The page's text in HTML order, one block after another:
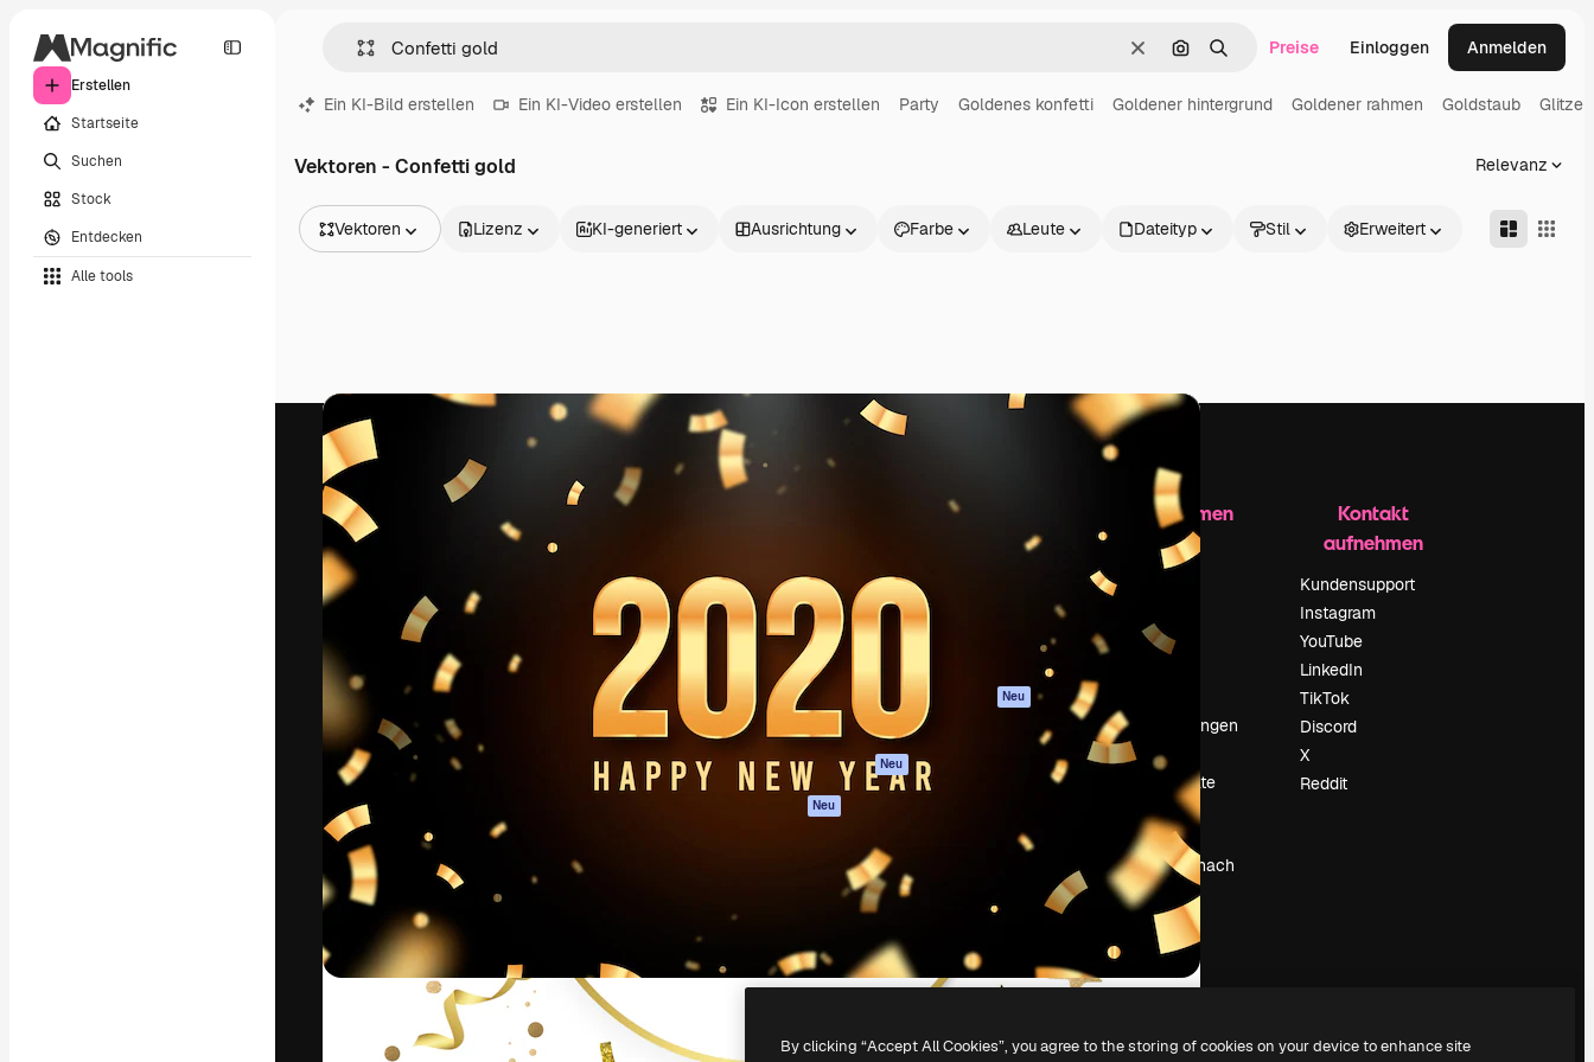
Erstellen
Startseite
Suchen
Stock
Entdecken
Alle tools
LöschenNach Bild suchen
SuchenPreise Einloggen Anmelden
Ein KI-Bild erstellen Ein KI-Video erstellen Ein KI-Icon erstellen Party Goldenes konfetti Goldener hintergrund Goldener rahmen Goldstaub Glitzer
Vektoren - Confetti gold Relevanz
Vektoren
Videos
Filmmaterial
Motion Graphics
Videovorlagen
Icons
3D-Modelle
Schriftarten
Lizenz KI-generiert Ausrichtung Farbe Leute Dateityp Stil Erweitert
Die kreative Plattform, um deine beste
Arbeit zu verwirklichen. Mehr als 1 Million
Abonnenten unter Kreativen, Unternehmen,
Agenturen und Studios.
Deutsch
KI-Assistent
KI-Bildgenerator
KI-Videogenerator
Stimmengenerator
Stock-Inhalte
MCP für
Claude/ChatGPT
Neu
Neu
Alle Magnific-Tools
Loslegen
Support
Datenschutzerklärung
Neu
Cookie-Richtlinie
Vertrauenszentrum
Partner
Unternehmen
Preise
Über uns
Karriere
Veranstaltungen
Slidesgo
Deine Inhalte
verkaufen
Pressesaal
Suchst du nach
magnific.ai
Kontakt
aufnehmen
Kundensupport
Instagram
YouTube
LinkedIn
TikTok
Discord
X
Reddit
Copyright © 2010- Freepik Company S.L.U. Alle Rechte vorbehalten .
By clicking “Accept All Cookies”, you agree to the storing of cookies on your device to enhance site